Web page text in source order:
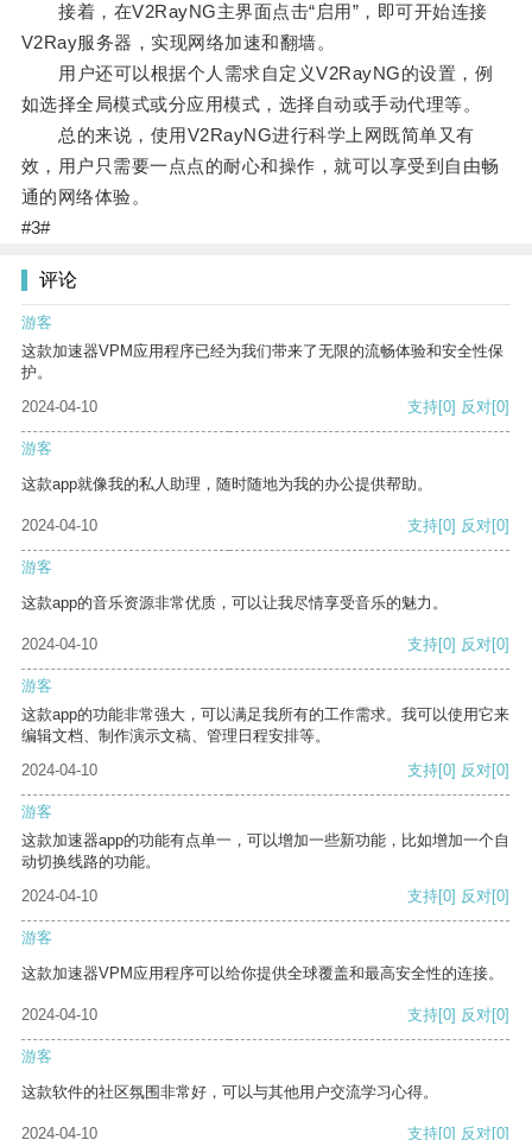
接着，在V2RayNG主界面点击“启用”，即可开始连接
V2Ray服务器，实现网络加速和翻墙。
用户还可以根据个人需求自定义V2RayNG的设置，例
如选择全局模式或分应用模式，选择自动或手动代理等。
总的来说，使用V2RayNG进行科学上网既简单又有
效，用户只需要一点点的耐心和操作，就可以享受到自由畅
通的网络体验。
#3#
评论
游客
这款加速器VPM应用程序已经为我们带来了无限的流畅体验和安全性保
护。
2024-04-10
支持[0] 反对[0]
游客
这款app就像我的私人助理，随时随地为我的办公提供帮助。
2024-04-10 支持[0] 反对[0]
游客
这款app的音乐资源非常优质，可以让我尽情享受音乐的魅力。
2024-04-10 支持[0] 反对[0]
游客
这款app的功能非常强大，可以满足我所有的工作需求。我可以使用它来
编辑文档、制作演示文稿、管理日程安排等。
2024-04-10
支持[0] 反对[0]
游客
这款加速器app的功能有点单一，可以增加一些新功能，比如增加一个自
动切换线路的功能。
2024-04-10
支持[0] 反对[0]
游客
这款加速器VPM应用程序可以给你提供全球覆盖和最高安全性的连接。
2024-04-10 支持[0] 反对[0]
游客
这款软件的社区氛围非常好，可以与其他用户交流学习心得。
2024-04-10 支持[0] 反对[0]